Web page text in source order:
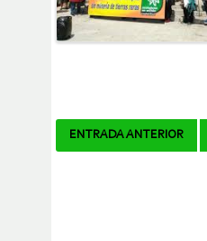
Navegador
ENTRADA ANTERIOR